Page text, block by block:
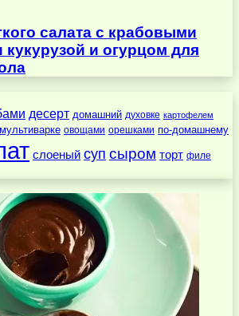
салата с крабовыми
кукурузой и огурцом для
десерт домашний духовке картофелем
мультиварке овощами орешками по-домашнему
слоеный суп сыром торт филе